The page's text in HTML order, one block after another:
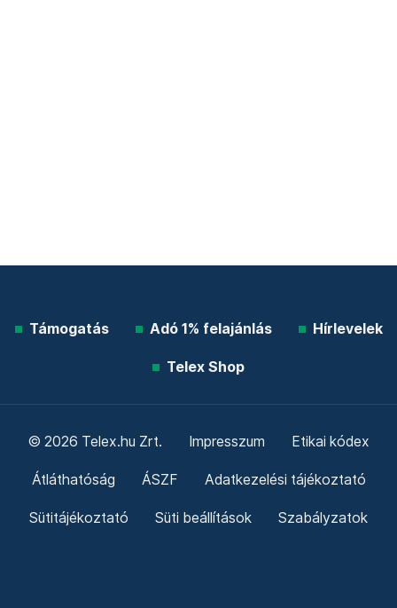
Támogatás Adó 1% felajánlás Hírlevelek
Telex Shop
© 2026 Telex.hu Zrt. Impresszum Etikai kódex
Átláthatóság ÁSZF Adatkezelési tájékoztató
Sütitájékoztató Süti beállítások Szabályzatok